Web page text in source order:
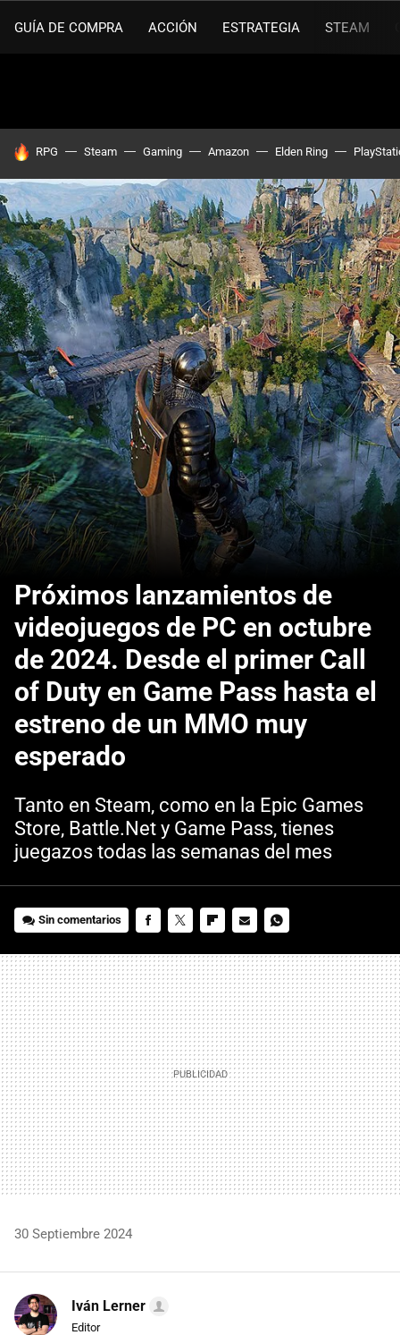
GUÍA DE COMPRA ACCIÓN ESTRATEGIA STEAM
HOY SE HABLA DE
RPG Steam Gaming Amazon Elden Ring
Próximos lanzamientos de
videojuegos de PC en octubre
de 2024. Desde el primer Call
of Duty en Game Pass hasta el
estreno de un MMO muy
esperado
Tanto en Steam, como en la Epic Games
Store, Battle.Net y Game Pass, tienes
juegazos todas las semanas del mes
Sin comentarios
MAIL
30 Septiembre 2024
Iván Lerner
Editor